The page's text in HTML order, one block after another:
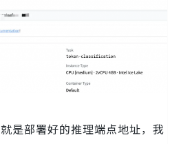
就是部署好的推理端点地址，我